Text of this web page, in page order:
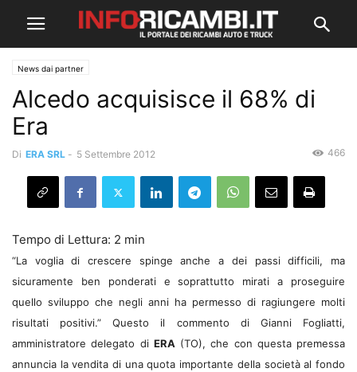
News dai partner
Alcedo acquisisce il 68% di
Era
Di ERA SRL - 5 Settembre 2012 466
“La voglia di crescere spinge anche a dei passi difficili, ma
sicuramente ben ponderati e soprattutto mirati a proseguire
quello sviluppo che negli anni ha permesso di ragiungere molti
risultati positivi.” Questo il commento di Gianni Fogliatti,
amministratore delegato di ERA(TO), che con questa premessa
annuncia la vendita di una quota importante della società al fondo